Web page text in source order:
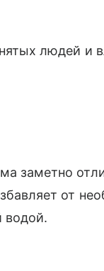
людей и
заметно
от
водой.